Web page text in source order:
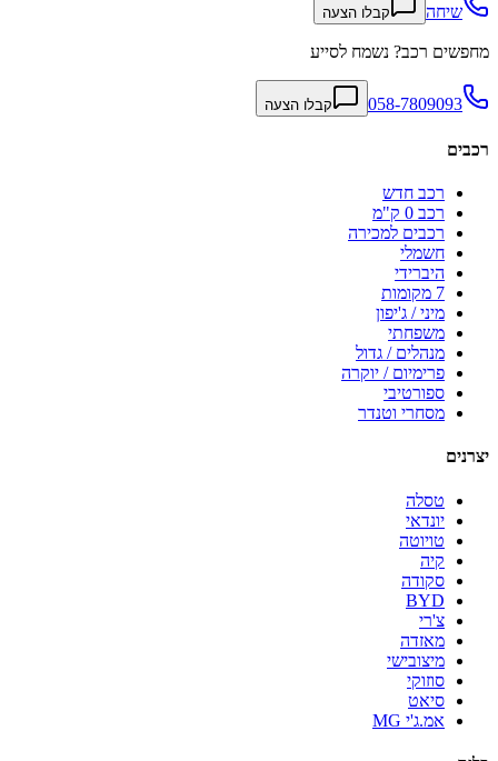
שיחה קבלו הצעה
מחפשים רכב? נשמח לסייע
058-7809093 קבלו הצעה
רכבים
רכב חדש
רכב 0 ק"מ
רכבים למכירה
חשמלי
היברידי
7 מקומות
מיני / ג'יפון
משפחתי
מנהלים / גדול
פרימיום / יוקרה
ספורטיבי
מסחרי וטנדר
יצרנים
טסלה
יונדאי
טויוטה
קיה
סקודה
BYD
צ'רי
מאזדה
מיצובישי
סוזוקי
סיאט
אמ.ג'י MG